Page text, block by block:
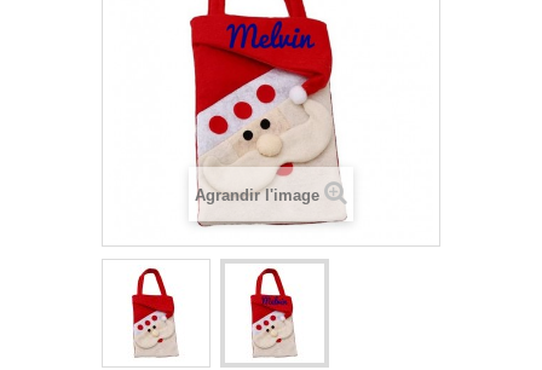
Agrandir l'image